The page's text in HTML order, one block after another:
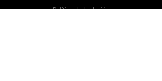
Política de Inclusión